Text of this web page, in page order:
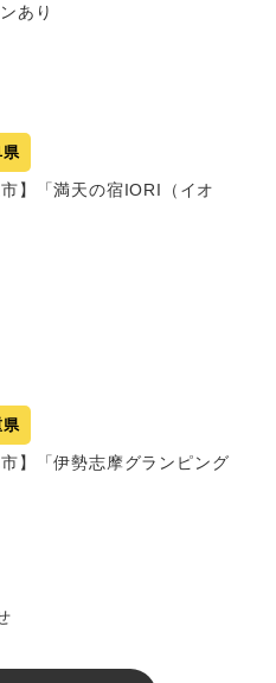
あり
県
市】「満天の宿IORI（イオ
県
市】「伊勢志摩グランピング